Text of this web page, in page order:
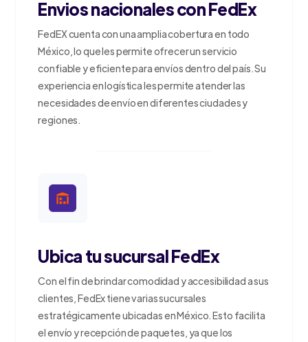
Envios nacionales con FedEx
FedEX cuenta con una amplia cobertura en todo
México, lo que les permite ofrecer un servicio
confiable y eficiente para envíos dentro del país. Su
experiencia en logística les permite atender las
necesidades de envío en diferentes ciudades y
regiones.
Ubica tu sucursal FedEx
Con el fin de brindar comodidad y accesibilidad a sus
clientes, FedEx tiene varias sucursales
estratégicamente ubicadas en México. Esto facilita
el envío y recepción de paquetes, ya que los